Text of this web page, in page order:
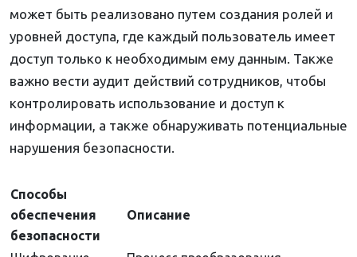
может быть реализовано путем создания ролей и
уровней доступа, где каждый пользователь имеет
доступ только к необходимым ему данным. Также
важно вести аудит действий сотрудников, чтобы
контролировать использование и доступ к
информации, а также обнаруживать потенциальные
нарушения безопасности.
Способы
обеспечения
безопасности
Описание